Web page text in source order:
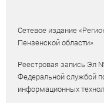
Сетевое издание
Пензенской области»
Реестровая запись Эл
Федеральной службой
информационных